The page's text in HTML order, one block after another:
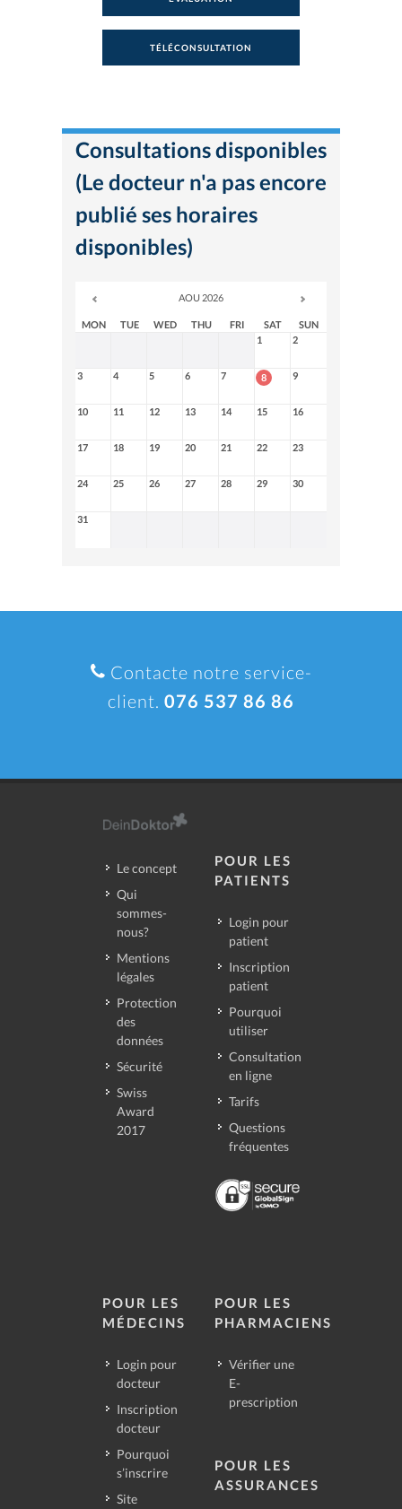
TÉLÉCONSULTATION
Consultations disponibles
(Le docteur n'a pas encore
publié ses horaires
disponibles)
AOU 2026
MON TUE WED THU FRI SAT
SUN
1
2
3 4 5 6 7 8 9
10 11 12 13 14 15 16
17 18 19 20 21 22 23
24 25 26 27 28 29 30
31
Contacte notre service-
client. 076 537 86 86
Le concept
Qui
sommes-
nous?
Mentions
légales
Protection
des
données
Sécurité
Swiss
Award
2017
POUR LES
PATIENTS
Login pour
patient
Inscription
patient
Pourquoi
utiliser
Consultation
en ligne
Tarifs
Questions
fréquentes
POUR LES
MÉDECINS
Login pour
docteur
Inscription
docteur
Pourquoi
s’inscrire
Site
POUR LES
PHARMACIENS
Vérifier une
E-
prescription
POUR LES
ASSURANCES